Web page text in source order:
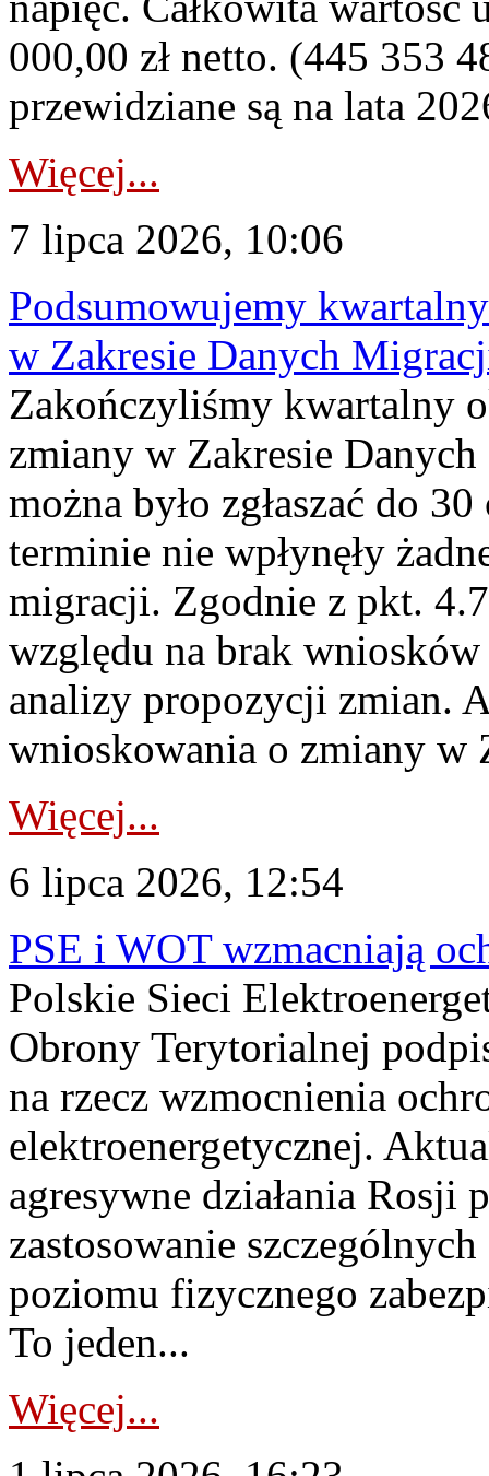
000,00 zł netto. (445 353
przewidziane są na lata
Więcej...
7 lipca 2026, 10:06
Podsumowujemy
w Zakresie Danych
Zakończyliśmy kwartalny
zmiany w Zakresie
można było zgłaszać do
terminie nie wpłynęły
migracji. Zgodnie z pkt.
względu na brak
analizy propozycji zmian.
wnioskowania o zmiany w
Więcej...
6 lipca 2026, 12:54
PSE i WOT wzmacniają
Polskie Sieci
Obrony Terytorialnej
na rzecz wzmocnienia
elektroenergetycznej.
agresywne działania Rosji
zastosowanie
poziomu fizycznego
To jeden...
Więcej...